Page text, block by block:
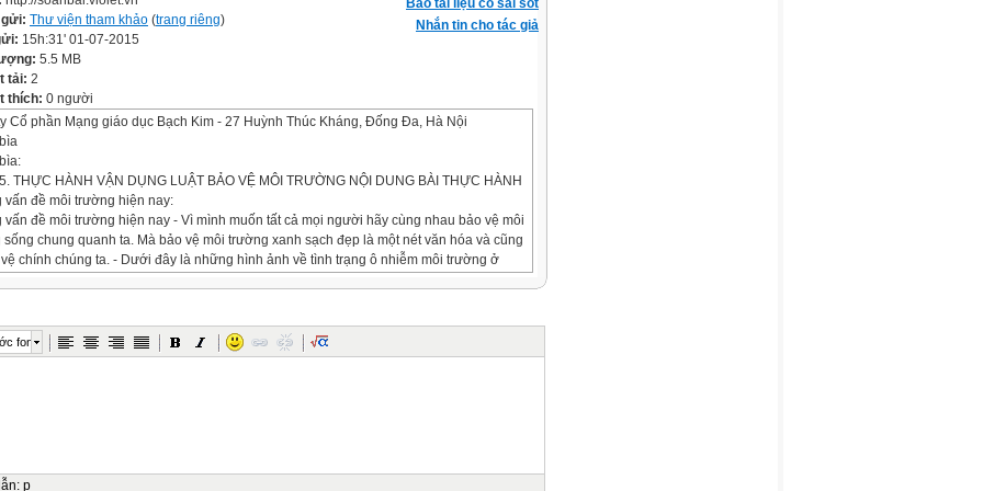
Báo tài liệu có sai sót
Nhắn tin cho tác giả
Thư viện tham khảo (trang riêng)
15h:31' 01-07-2015
5.5 MB
tải: 2
thích: 0 người
Cổ phần Mạng giáo dục Bạch Kim - 27 Huỳnh Thúc Kháng, Đống Đa, Hà Nội
THỰC HÀNH VẬN DỤNG LUẬT BẢO VỆ MÔI TRƯỜNG NỘI DUNG BÀI THỰC HÀNH
vấn đề môi trường hiện nay:
vấn đề môi trường hiện nay - Vì mình muốn tất cả mọi người hãy cùng nhau bảo vệ môi
chung quanh ta. Mà bảo vệ môi trường xanh sạch đẹp là một nét văn hóa và cũng
vệ chính chúng ta. - Dưới đây là những hình ảnh về tình trạng ô nhiễm môi trường ở
họa:
họa:
đã ban hành luật bảo vệ môi trường, để thực hiện tốt luật bảo vệ môi trường, nhưng
font
: p